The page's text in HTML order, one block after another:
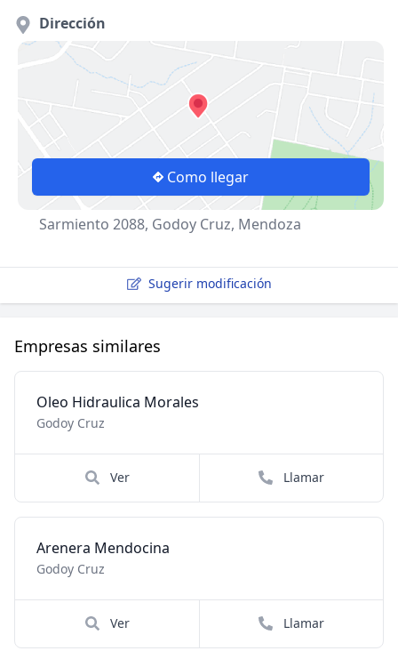
Dirección
Como llegar
Sarmiento 2088, Godoy Cruz, Mendoza
Sugerir modificación
Empresas similares
Oleo Hidraulica Morales
Godoy Cruz
Ver Llamar
Arenera Mendocina
Godoy Cruz
Ver Llamar